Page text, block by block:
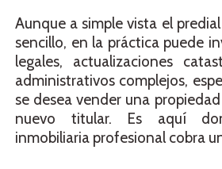
Aunque a simple vista el
sencillo, en la práctica puede
legales, actualizaciones
administrativos complejos,
se desea vender una
nuevo titular. Es aquí
inmobiliaria profesional cobra